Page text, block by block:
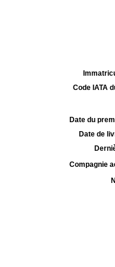
Code IATA
Date du
Date de
Compagnie